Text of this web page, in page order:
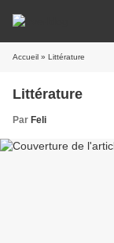
Accueil » Littérature
Littérature
Par Feli